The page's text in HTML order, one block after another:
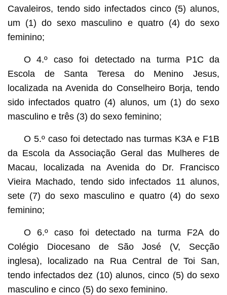
Cavaleiros, tendo sido infectados cinco (5) alunos,
um (1) do sexo masculino e quatro (4) do sexo
feminino;
O 4.º caso foi detectado na turma P1C da
Escola de Santa Teresa do Menino Jesus,
localizada na Avenida do Conselheiro Borja, tendo
sido infectados quatro (4) alunos, um (1) do sexo
masculino e três (3) do sexo feminino;
O 5.º caso foi detectado nas turmas K3A e F1B
da Escola da Associação Geral das Mulheres de
Macau, localizada na Avenida do Dr. Francisco
Vieira Machado, tendo sido infectados 11 alunos,
sete (7) do sexo masculino e quatro (4) do sexo
feminino;
O 6.º caso foi detectado na turma F2A do
Colégio Diocesano de São José (V, Secção
inglesa), localizado na Rua Central de Toi San,
tendo infectados dez (10) alunos, cinco (5) do sexo
masculino e cinco (5) do sexo feminino.